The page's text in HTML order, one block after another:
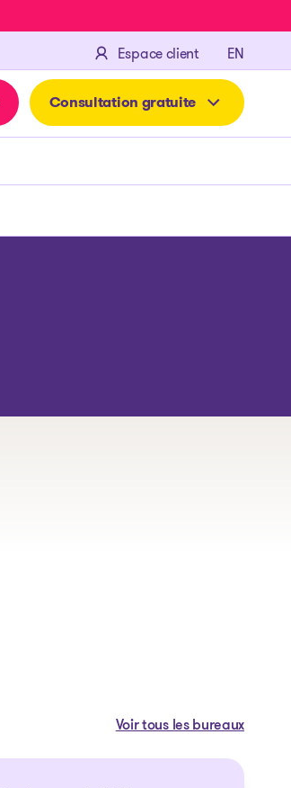
Espace client EN
Consultation gratuite
Voir tous les bureaux